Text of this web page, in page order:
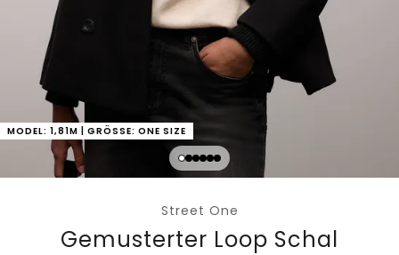
MODEL: 1,81M | GRÖSSE: ONE SIZE
Street One
Gemusterter Loop Schal